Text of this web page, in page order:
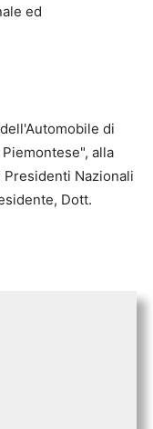
ed
di
alla
Nazionali
Dott.